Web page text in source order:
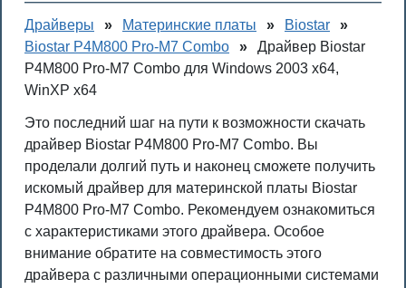
Драйверы » Материнские платы » Biostar
»
Biostar P4M800 Pro-M7 Combo
»
Драйвер Biostar
P4M800 Pro-M7 Combo для Windows 2003 x64,
WinXP x64
Это последний шаг на пути к возможности скачать
драйвер Biostar P4M800 Pro-M7 Combo. Вы
проделали долгий путь и наконец сможете получить
искомый драйвер для материнской платы Biostar
P4M800 Pro-M7 Combo. Рекомендуем ознакомиться
с характеристиками этого драйвера. Особое
внимание обратите на совместимость этого
драйвера с различными операционными системами